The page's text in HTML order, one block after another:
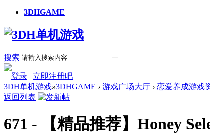
3DHGAME
搜索
登录 | 立即注册吧
3DH单机游戏»3DHGAME › 游戏广场大厅 › 恋爱养成游戏
返回列表
671 - 【精品推荐】Honey